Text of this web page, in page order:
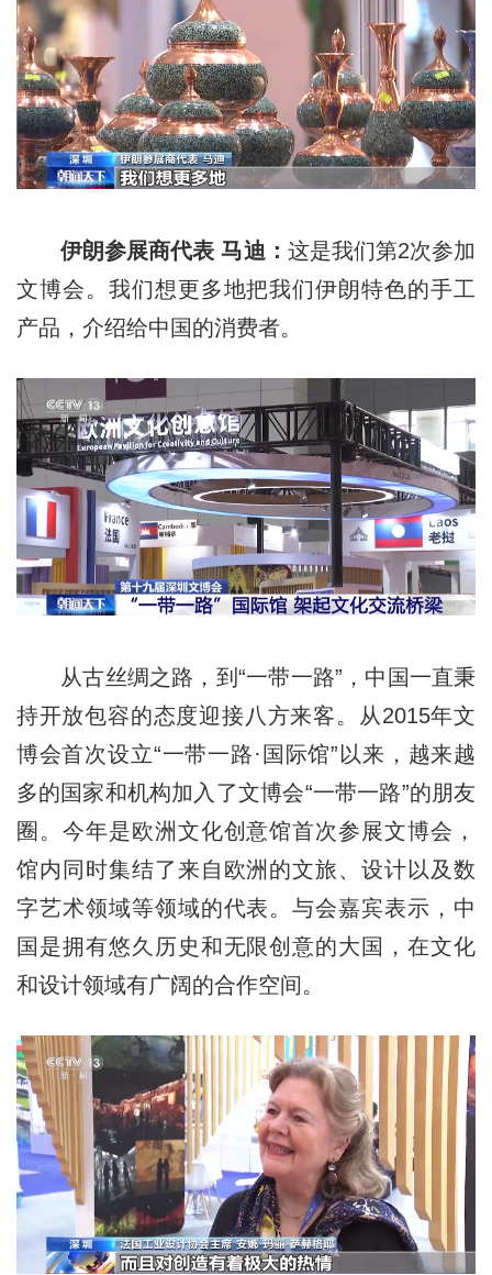
伊朗参展商代表 马迪： 这是我们第2次参加
文博会。我们想更多地把我们伊朗特色的手工
产品，介绍给中国的消费者。
从古丝绸之路，到“一带一路”，中国一直秉
持开放包容的态度迎接八方来客。从2015年文
博会首次设立“一带一路·国际馆”以来，越来越
多的国家和机构加入了文博会“一带一路”的朋友
圈。今年是欧洲文化创意馆首次参展文博会，
馆内同时集结了来自欧洲的文旅、设计以及数
字艺术领域等领域的代表。与会嘉宾表示，中
国是拥有悠久历史和无限创意的大国，在文化
和设计领域有广阔的合作空间。